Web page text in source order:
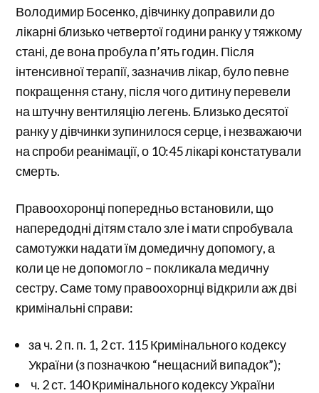
Володимир Босенко, дівчинку доправили до
лікарні близько четвертої години ранку у тяжкому
стані, де вона пробула п’ять годин. Після
інтенсивної терапії, зазначив лікар, було певне
покращення стану, після чого дитину перевели
на штучну вентиляцію легень. Близько десятої
ранку у дівчинки зупинилося серце, і незважаючи
на спроби реанімації, о 10:45 лікарі констатували
смерть.
Правоохоронці попередньо встановили, що
напередодні дітям стало зле і мати спробувала
самотужки надати їм домедичну допомогу, а
коли це не допомогло – покликала медичну
сестру. Саме тому правоохорнці відкрили аж дві
кримінальні справи:
за ч. 2 п. п. 1, 2 ст. 115 Кримінального кодексу
України (з позначкою “нещасний випадок”);
ч. 2 ст. 140 Кримінального кодексу України